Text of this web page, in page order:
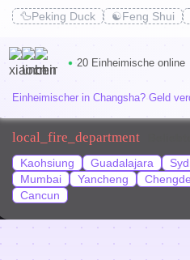
🦆Peking Duck ☯️Feng Shui
20 Einheimische online
Einheimischer in Changsha? Geld
local_fire_department
Kaohsiung
Guadalajara
Mumbai
Yancheng Chengde
Cancun